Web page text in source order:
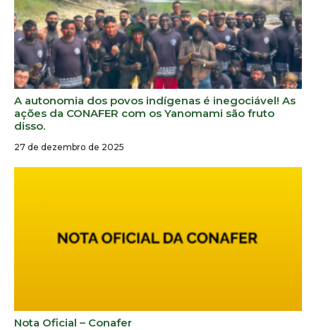
A autonomia dos povos indígenas é inegociável! As
ações da CONAFER com os Yanomami são fruto
disso.
27 de dezembro de 2025
Nota Oficial – Conafer